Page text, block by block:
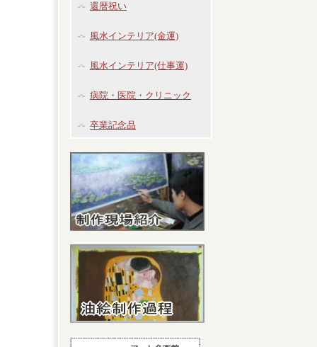
還暦祝い
風水インテリア(金運)
風水インテリア(仕事運)
病院・医院・クリニック
卒業記念品